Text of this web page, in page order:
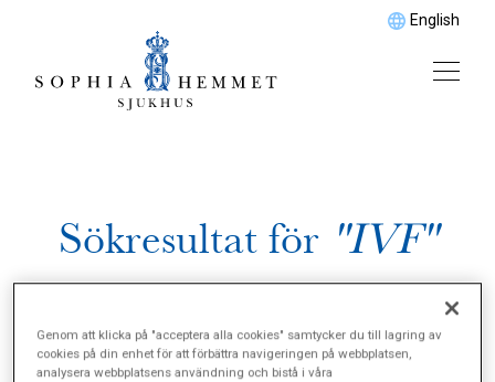
English
Sökresultat för "IVF"
Genom att klicka på "acceptera alla cookies" samtycker du till lagring av
cookies på din enhet för att förbättra navigeringen på webbplatsen,
analysera webbplatsens användning och bistå i våra